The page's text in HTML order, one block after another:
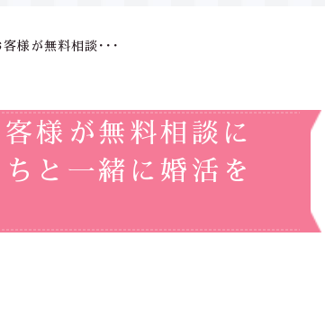
様が無料相談･･･
様が無料相談に
と一緒に婚活を